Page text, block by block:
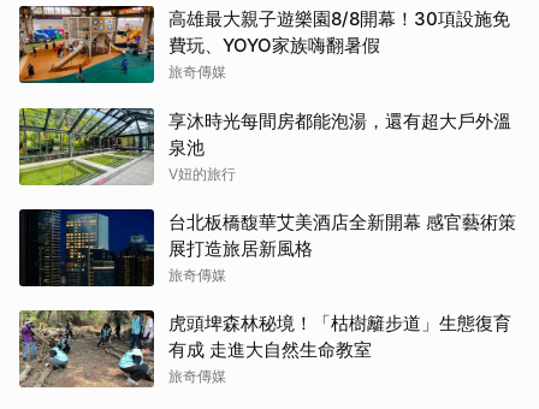
高雄最大親子遊樂園8/8開幕！30項設施免
費玩、YOYO家族嗨翻暑假
旅奇傳媒
享沐時光每間房都能泡湯，還有超大戶外溫
泉池
V妞的旅行
台北板橋馥華艾美酒店全新開幕 感官藝術策
展打造旅居新風格
旅奇傳媒
虎頭埤森林秘境！「枯樹籬步道」生態復育
有成 走進大自然生命教室
旅奇傳媒